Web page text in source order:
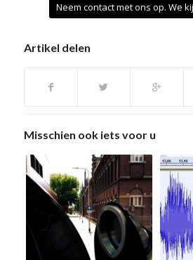
Neem contact met ons op. We
Artikel delen
Misschien ook iets voor u